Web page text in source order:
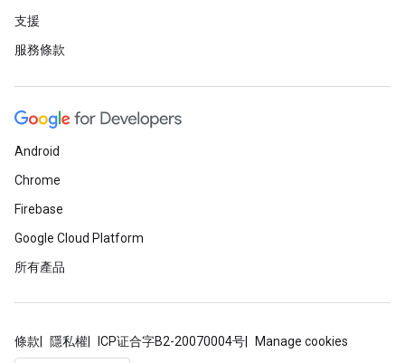
支援
服務條款
Android
Chrome
Firebase
Google Cloud Platform
所有產品
條款 隱私權 ICP证合字B2-20070004号 Manage cookies